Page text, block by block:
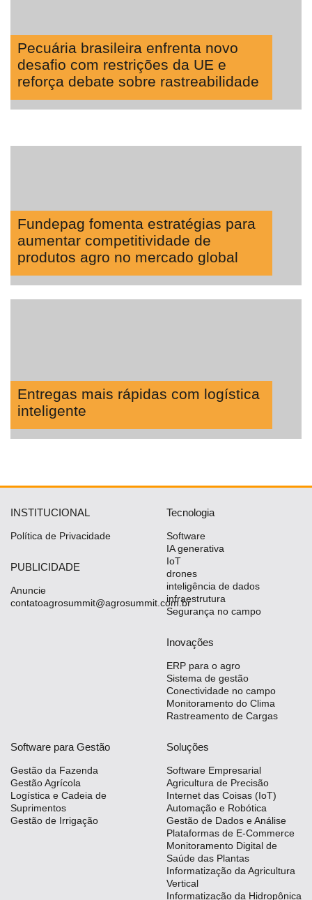
Pecuária brasileira enfrenta novo
desafio com restrições da UE e
reforça debate sobre rastreabilidade
Fundepag fomenta estratégias para
aumentar competitividade de
produtos agro no mercado global
Entregas mais rápidas com logística
inteligente
INSTITUCIONAL
Política de Privacidade
PUBLICIDADE
Anuncie
contatoagrosummit@agrosummit.com.br
Tecnologia
Software
IA generativa
IoT
drones
inteligência de dados
infraestrutura
Segurança no campo
Inovações
ERP para o agro
Sistema de gestão
Conectividade no campo
Monitoramento do Clima
Rastreamento de Cargas
Software para Gestão
Gestão da Fazenda
Gestão Agrícola
Logística e Cadeia de
Suprimentos
Gestão de Irrigação
Soluções
Software Empresarial
Agricultura de Precisão
Internet das Coisas (IoT)
Automação e Robótica
Gestão de Dados e Análise
Plataformas de E-Commerce
Monitoramento Digital de
Saúde das Plantas
Informatização da Agricultura
Vertical
Informatização da Hidropônica